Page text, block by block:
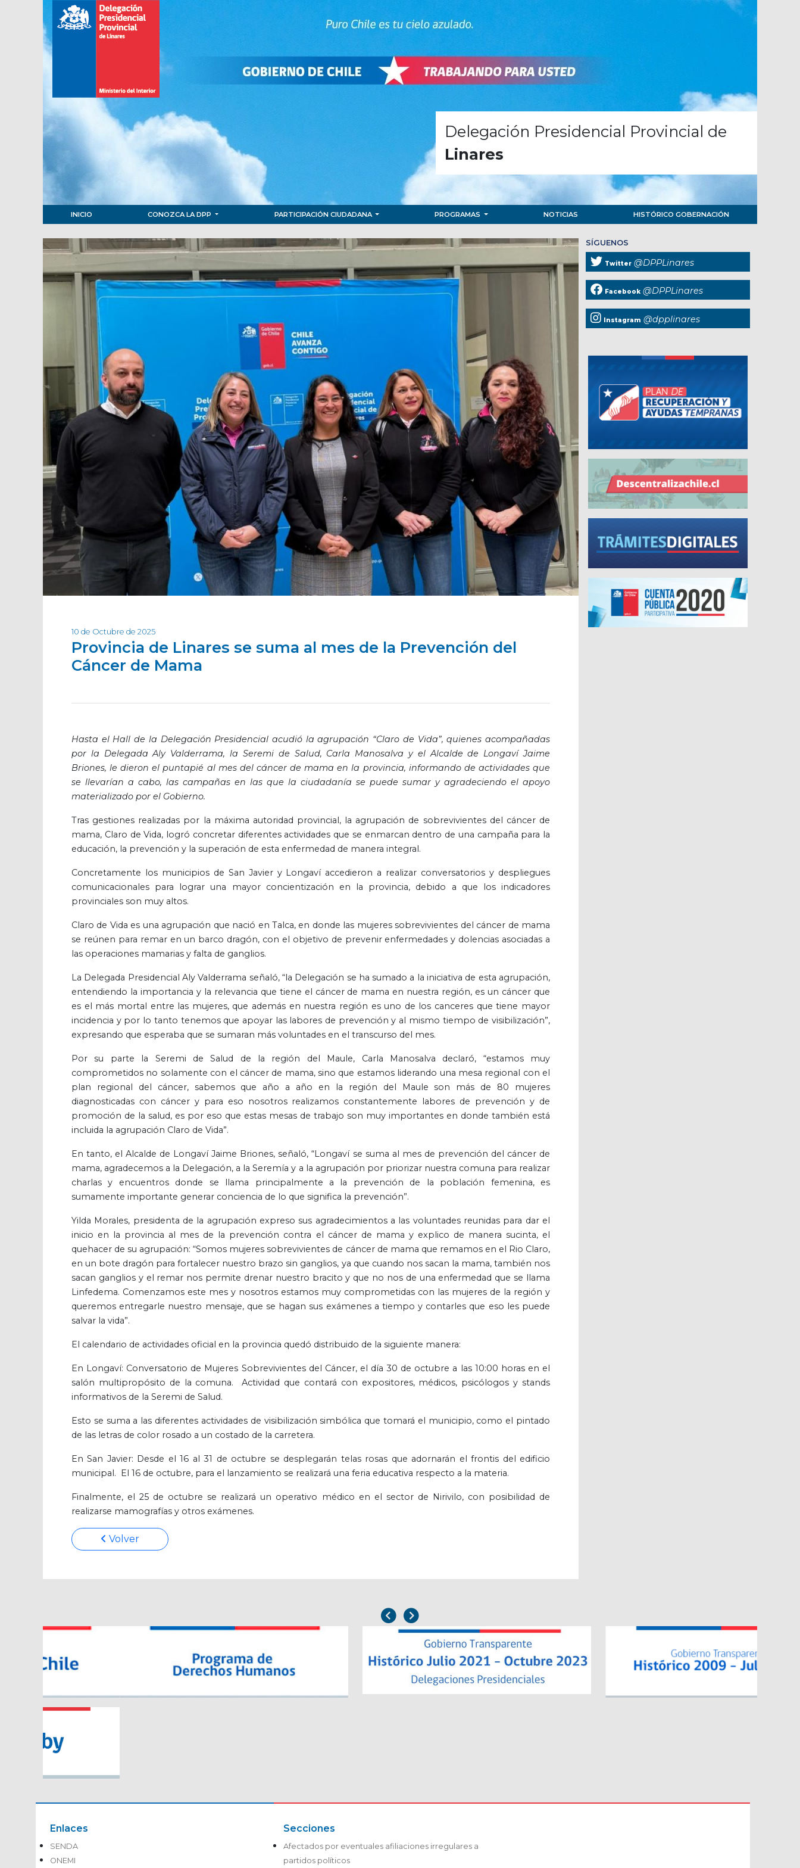
Delegación Presidencial Provincial de
Linares
INICIO CONOZCA LA DPP PARTICIPACIÓN CIUDADANA PROGRAMAS NOTICIAS HISTÓRICO GOBERNACIÓN
10 de Octubre de 2025
Provincia de Linares se suma al mes de la Prevención del
Cáncer de Mama
Hasta el Hall de la Delegación Presidencial acudió la agrupación “Claro de Vida”, quienes acompañadas
por la Delegada Aly Valderrama, la Seremi de Salud, Carla Manosalva y el Alcalde de Longaví Jaime
Briones, le dieron el puntapié al mes del cáncer de mama en la provincia, informando de actividades que
se llevarían a cabo, las campañas en las que la ciudadanía se puede sumar y agradeciendo el apoyo
materializado por el Gobierno.
Tras gestiones realizadas por la máxima autoridad provincial, la agrupación de sobrevivientes del cáncer de
mama, Claro de Vida, logró concretar diferentes actividades que se enmarcan dentro de una campaña para la
educación, la prevención y la superación de esta enfermedad de manera integral.
Concretamente los municipios de San Javier y Longaví accedieron a realizar conversatorios y despliegues
comunicacionales para lograr una mayor concientización en la provincia, debido a que los indicadores
provinciales son muy altos.
Claro de Vida es una agrupación que nació en Talca, en donde las mujeres sobrevivientes del cáncer de mama
se reúnen para remar en un barco dragón, con el objetivo de prevenir enfermedades y dolencias asociadas a
las operaciones mamarias y falta de ganglios.
La Delegada Presidencial Aly Valderrama señaló, “la Delegación se ha sumado a la iniciativa de esta agrupación,
entendiendo la importancia y la relevancia que tiene el cáncer de mama en nuestra región, es un cáncer que
es el más mortal entre las mujeres, que además en nuestra región es uno de los canceres que tiene mayor
incidencia y por lo tanto tenemos que apoyar las labores de prevención y al mismo tiempo de visibilización”,
expresando que esperaba que se sumaran más voluntades en el transcurso del mes.
Por su parte la Seremi de Salud de la región del Maule, Carla Manosalva declaró, “estamos muy
comprometidos no solamente con el cáncer de mama, sino que estamos liderando una mesa regional con el
plan regional del cáncer, sabemos que año a año en la región del Maule son más de 80 mujeres
diagnosticadas con cáncer y para eso nosotros realizamos constantemente labores de prevención y de
promoción de la salud, es por eso que estas mesas de trabajo son muy importantes en donde también está
incluida la agrupación Claro de Vida”.
En tanto, el Alcalde de Longaví Jaime Briones, señaló, “Longaví se suma al mes de prevención del cáncer de
mama, agradecemos a la Delegación, a la Seremía y a la agrupación por priorizar nuestra comuna para realizar
charlas y encuentros donde se llama principalmente a la prevención de la población femenina, es
sumamente importante generar conciencia de lo que significa la prevención”.
Yilda Morales, presidenta de la agrupación expreso sus agradecimientos a las voluntades reunidas para dar el
inicio en la provincia al mes de la prevención contra el cáncer de mama y explico de manera sucinta, el
quehacer de su agrupación: “Somos mujeres sobrevivientes de cáncer de mama que remamos en el Rio Claro,
en un bote dragón para fortalecer nuestro brazo sin ganglios, ya que cuando nos sacan la mama, también nos
sacan ganglios y el remar nos permite drenar nuestro bracito y que no nos de una enfermedad que se llama
Linfedema. Comenzamos este mes y nosotros estamos muy comprometidas con las mujeres de la región y
queremos entregarle nuestro mensaje, que se hagan sus exámenes a tiempo y contarles que eso les puede
salvar la vida”.
El calendario de actividades oficial en la provincia quedó distribuido de la siguiente manera:
En Longaví: Conversatorio de Mujeres Sobrevivientes del Cáncer, el día 30 de octubre a las 10:00 horas en el
salón multipropósito de la comuna. Actividad que contará con expositores, médicos, psicólogos y stands
informativos de la Seremi de Salud.
Esto se suma a las diferentes actividades de visibilización simbólica que tomará el municipio, como el pintado
de las letras de color rosado a un costado de la carretera.
En San Javier: Desde el 16 al 31 de octubre se desplegarán telas rosas que adornarán el frontis del edificio
municipal. El 16 de octubre, para el lanzamiento se realizará una feria educativa respecto a la materia.
Finalmente, el 25 de octubre se realizará un operativo médico en el sector de Nirivilo, con posibilidad de
realizarse mamografías y otros exámenes.
Volver
SÍGUENOS
Twitter @DPPLinares
Facebook @DPPLinares
Instagram @dpplinares
Enlaces
SENDA
ONEMI
Secciones
Afectados por eventuales afiliaciones irregulares a
partidos políticos